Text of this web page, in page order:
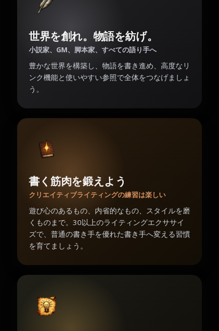
世界を創れ。物語を紡げ。
小説家、GM、脚本家、すべての語り手へ
豊かな世界を構築し、物語を書き進め、高度なリ
ンク機能と使いやすい参照で全体をつなげましょ
う。
書く筋肉を鍛えよう
クリエイティブライティングの練習は楽しい
遊び心のあるもの、内省的なもの、スタイルを磨
くものまで。30以上のライティングエクササイ
ズで、普通の書き手を優れた書き手へ変える習慣
を育てましょう。